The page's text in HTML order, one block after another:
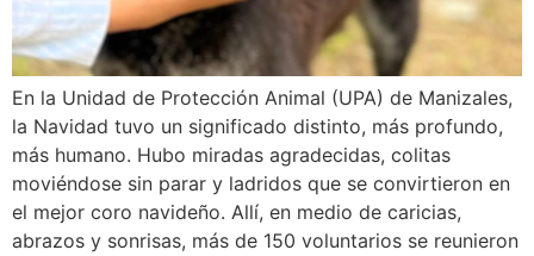
En la Unidad de Protección Animal (UPA) de Manizales,
la Navidad tuvo un significado distinto, más profundo,
más humano. Hubo miradas agradecidas, colitas
moviéndose sin parar y ladridos que se convirtieron en
el mejor coro navideño. Allí, en medio de caricias,
abrazos y sonrisas, más de 150 voluntarios se reunieron